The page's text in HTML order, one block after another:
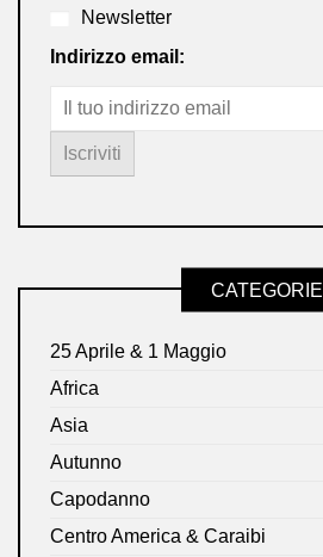
Newsletter
Indirizzo email:
CATEGORIE
25 Aprile & 1 Maggio
Africa
Asia
Autunno
Capodanno
Centro America & Caraibi